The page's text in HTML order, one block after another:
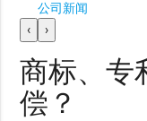
公司新闻
‹
›
商标、专
偿？